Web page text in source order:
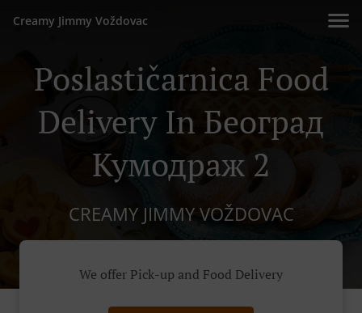
Creamy Jimmy Voždovac
Poslastičarnica Food
Delivery In Београд
Кумодраж 2
CREAMY JIMMY VOŽDOVAC
We offer Pick-up and Food Delivery